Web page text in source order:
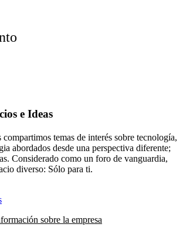
e Ideas
temas de interés sobre tecnología,
abordados desde una perspectiva diferente;
Considerado como un foro de vanguardia,
diverso: Sólo para ti.
sobre la empresa